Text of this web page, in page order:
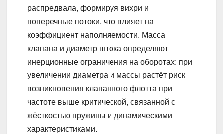
распредвала, формируя вихри и
поперечные потоки, что влияет на
коэффициент наполняемости. Масса
клапана и диаметр штока определяют
инерционные ограничения на оборотах: при
увеличении диаметра и массы растёт риск
возникновения клапанного флотта при
частоте выше критической, связанной с
жёсткостью пружины и динамическими
характеристиками.